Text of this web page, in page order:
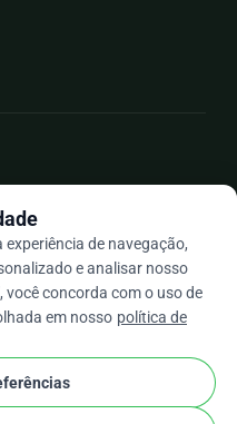
de 500 avaliações
de navegação,
e analisar nosso
você concorda com o uso de
em nosso política de